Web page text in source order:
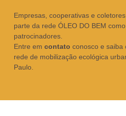
Empresas, cooperativas e
parte da rede ÓLEO DO BEM
patrocinadores.
Entre em contato conosco e saiba
rede de mobilização ecológica
Paulo.